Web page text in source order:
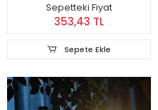
Sepetteki Fiyat
353,43 TL
Sepete Ekle